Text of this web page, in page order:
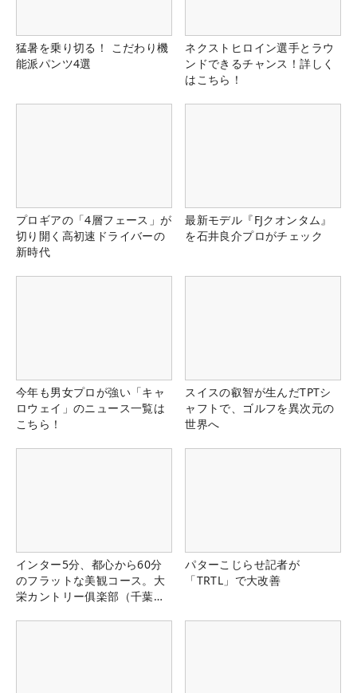
猛暑を乗り切る！ こだわり機
能派パンツ4選
ネクストヒロイン選手とラウ
ンドできるチャンス！詳しく
はこちら！
プロギアの「4層フェース」が
切り開く高初速ドライバーの
新時代
最新モデル『FJクオンタム』
を石井良介プロがチェック
今年も男女プロが強い「キャ
ロウェイ」のニュース一覧は
こちら！
スイスの叡智が生んだTPTシ
ャフトで、ゴルフを異次元の
世界へ
インター5分、都心から60分
のフラットな美観コース。大
栄カントリー俱楽部（千葉
パターこじらせ記者が
「TRTL」で大改善